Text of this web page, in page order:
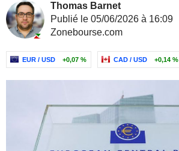
Thomas Barnet
Publié le 05/06/2026 à 16:09
Zonebourse.com
EUR / USD +0,07 % CAD / USD +0,14 %